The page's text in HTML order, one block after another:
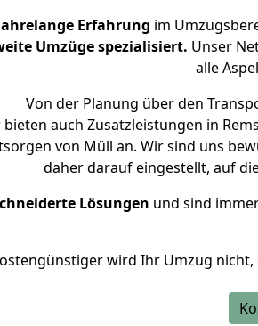
Erfahrung im
Umzüge spezialisiert. Unser
alle
Von der Planung über den
auch Zusatzleistungen in
von Müll an. Wir sind uns
daher darauf eingestellt, auf
Lösungen und sind
wird Ihr Umzug nicht,